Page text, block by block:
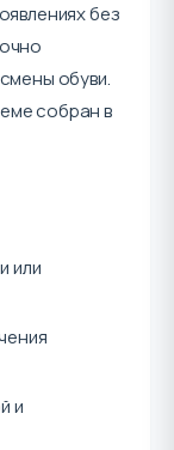
без
обуви.
собран в
или
и